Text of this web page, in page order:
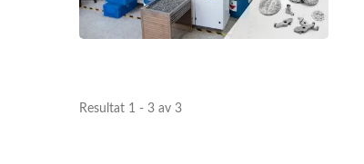
Resultat 1 - 3 av 3